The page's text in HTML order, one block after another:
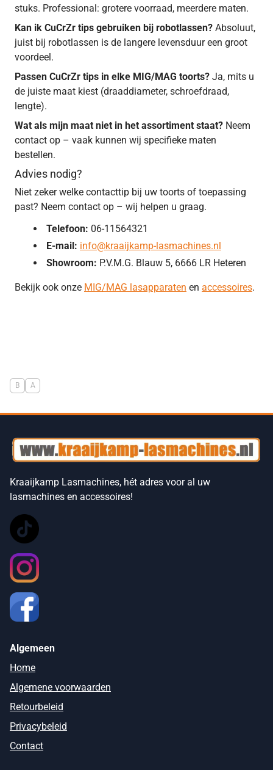
stuks. Professional: grotere voorraad, meerdere maten.
Kan ik CuCrZr tips gebruiken bij robotlassen? Absoluut,
juist bij robotlassen is de langere levensduur een groot
voordeel.
Passen CuCrZr tips in elke MIG/MAG toorts? Ja, mits u
de juiste maat kiest (draaddiameter, schroefdraad,
lengte).
Wat als mijn maat niet in het assortiment staat? Neem
contact op – vaak kunnen wij specifieke maten
bestellen.
Advies nodig?
Niet zeker welke contacttip bij uw toorts of toepassing
past? Neem contact op – wij helpen u graag.
Telefoon: 06-11564321
E-mail: info@kraaijkamp-lasmachines.nl
Showroom: P.V.M.G. Blauw 5, 6666 LR Heteren
Bekijk ook onze MIG/MAG lasapparaten en accessoires.
B A
Kraaijkamp Lasmachines, hét adres voor al uw
lasmachines en accessoires!
Algemeen
Home
Algemene voorwaarden
Retourbeleid
Privacybeleid
Contact